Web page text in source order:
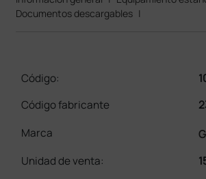
Documentos descargables |
Código:
Código fabricante
Marca
Unidad de venta: